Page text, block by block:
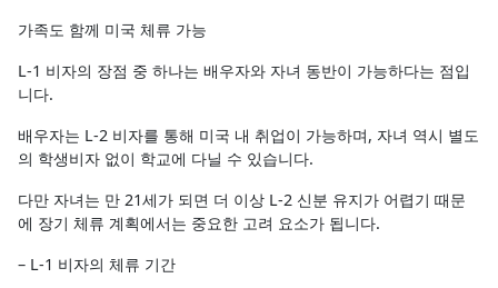
가족도 함께 미국 체류 가능
L-1 비자의 장점 중 하나는 배우자와 자녀 동반이 가능하다는 점입
니다.
배우자는 L-2 비자를 통해 미국 내 취업이 가능하며, 자녀 역시 별도
의 학생비자 없이 학교에 다닐 수 있습니다.
다만 자녀는 만 21세가 되면 더 이상 L-2 신분 유지가 어렵기 때문
에 장기 체류 계획에서는 중요한 고려 요소가 됩니다.
– L-1 비자의 체류 기간